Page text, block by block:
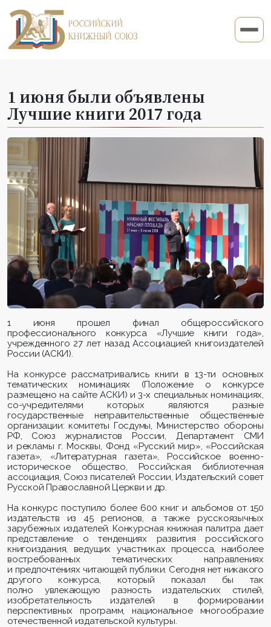
1 июня были объявлены
Лучшие книги 2017 года
1 июня прошел финал общероссийского
профессионального конкурса «Лучшие книги года»,
учрежденного 27 лет назад Ассоциацией книгоиздателей
России (АСКИ).
На конкурсе рассматривались книги в 13-ти основных
тематических номинациях (Положение о конкурсе
размещено на сайте АСКИ) и 3-х специальных номинациях,
со-учредителями которых являются разные
государственные неправительственные общественные
организации: комитеты Госдумы, Министерство обороны
РФ, Союз журналистов России, Департамент СМИ
и рекламы г. Москвы, Фонд «Русский мир», «Российская
газета», «Литературная газета», Российское военно-
историческое общество, Российская библиотечная
ассоциация, Союз писателей России, Издательский совет
Русской Православной Церкви и др.
На конкурс поступило более 600 книг и альбомов от 150
издательств из 45 регионов, а также русскоязычных
зарубежных издателей. Конкурсная книжная палитра дает
представление о тенденциях развития российского
книгоиздания, ведущих участниках процесса, наиболее
востребованных тематических направлениях
и предпочтениях читающей публики. Сегодня нет никакого
другого конкурса, который показал бы так
полно увлекающую разность издательских стилей,
изобретательность издателей в формировании
перспективных программ, национальное многообразие
отечественной издательской культуры.